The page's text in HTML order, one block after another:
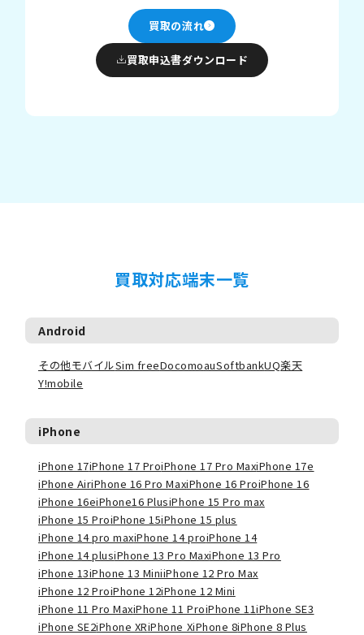
買取の流れ
買取申込書ダウンロード
買取対応端末一覧
Android
その他モバイルSim freeDocomoauSoftbankUQ楽天
Y!mobile
iPhone
iPhone 17iPhone 17 ProiPhone 17 Pro MaxiPhone 17e
iPhone AiriPhone 16 Pro MaxiPhone 16 ProiPhone 16
iPhone 16eiPhone16 PlusiPhone 15 Pro max
iPhone 15 ProiPhone 15iPhone 15 plus
iPhone 14 pro maxiPhone 14 proiPhone 14
iPhone 14 plusiPhone 13 Pro MaxiPhone 13 Pro
iPhone 13iPhone 13 MiniiPhone 12 Pro Max
iPhone 12 ProiPhone 12iPhone 12 Mini
iPhone 11 Pro MaxiPhone 11 ProiPhone 11iPhone SE3
iPhone SE2iPhone XRiPhone XiPhone 8iPhone 8 Plus